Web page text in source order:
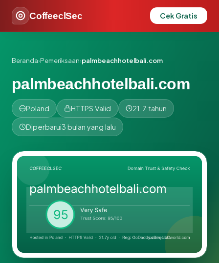
CoffeeclSec Cek Gratis
Beranda›Pemeriksaan›palmbeachhotelbali.com
palmbeachhotelbali.com
Poland HTTPS Valid 21.7 tahun
Diperbarui3 bulan yang lalu